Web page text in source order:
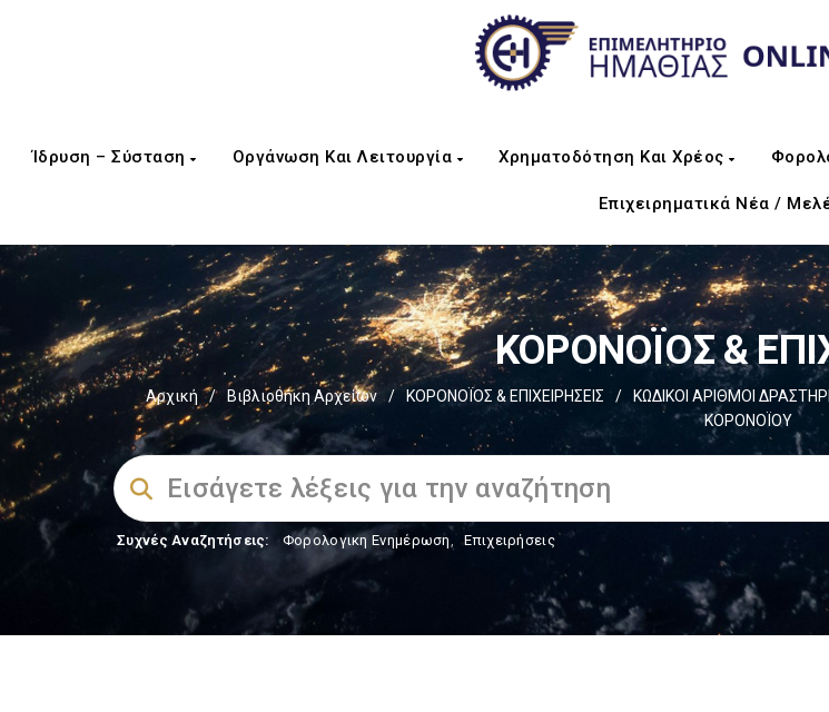
Ίδρυση – Σύσταση Οργάνωση Και Λειτουργία Χρηματοδότηση Και Χρέος
Επιχειρηματικά Νέα /
ΚΟΡΟΝΟΪΟΣ &
Αρχική / Βιβλιοθήκη Αρχείων / ΚΟΡΟΝΟΪΟΣ & ΕΠΙΧΕΙΡΗΣΕΙΣ /
ΚΩΔΙΚΟΙ ΑΡΙΘΜΟΙ
ΚΟΡΟΝΟΪΟΥ
Συχνές Αναζητήσεις: Φορολογικη Ενημέρωση, Επιχειρήσεις